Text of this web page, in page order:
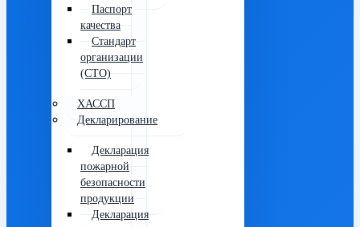
Паспорт
качества
Стандарт
организации
(СТО)
ХАССП
Декларирование
Декларация
пожарной
безопасности
продукции
Декларация